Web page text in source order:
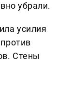
убрали.
усилия
Стены